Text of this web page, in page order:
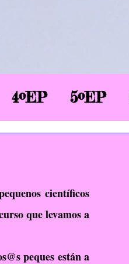
4ºEP 5ºEP
PDC científicos
que levamos a
peques están a